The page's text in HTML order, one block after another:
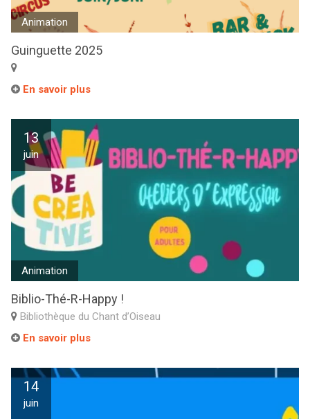
Animation
Guinguette 2025
En savoir plus
13
juin
Animation
Biblio-Thé-R-Happy !
Bibliothèque du Chant d’Oiseau
En savoir plus
14
juin